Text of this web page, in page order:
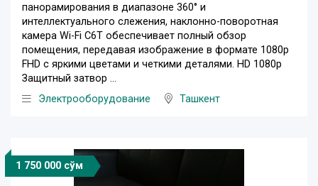
панорамирования в диапазоне 360° и
интеллектуального слежения, наклонно-поворотная
камера Wi-Fi C6T обеспечивает полный обзор
помещения, передавая изображение в формате 1080p
FHD с яркими цветами и четкими деталями. HD 1080p
Защитный затвор ...
Электрооборудование
Ташкент
1 750 000 сўм